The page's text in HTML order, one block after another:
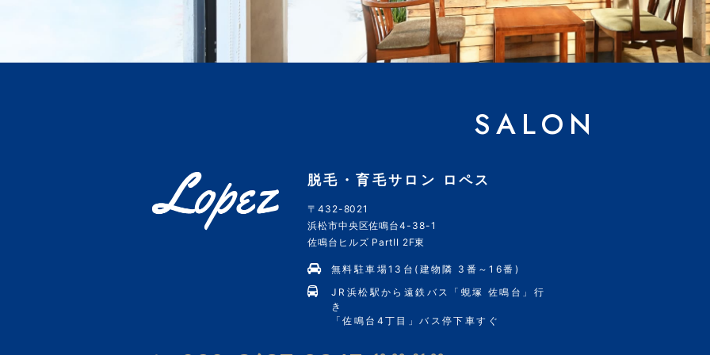
SALON
脱毛・育毛サロン ロペス
〒432-8021
浜松市中央区佐鳴台4-38-1
佐鳴台ヒルズ PartII 2F東
無料駐車場13台(建物隣 3番～16番)
JR浜松駅から遠鉄バス「蜆塚 佐鳴台」行
き
「佐鳴台4丁目」バス停下車すぐ